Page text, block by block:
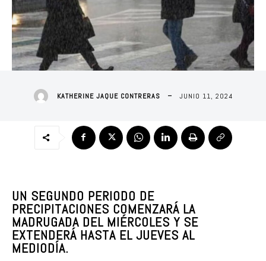
KATHERINE JAQUE CONTRERAS JUNIO 11, 2024
UN SEGUNDO PERIODO DE
PRECIPITACIONES COMENZARÁ LA
MADRUGADA DEL MIÉRCOLES Y SE
EXTENDERÁ HASTA EL JUEVES AL
MEDIODÍA.